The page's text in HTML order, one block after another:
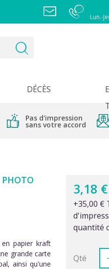
Lun.-
DÉCÈS
Pas d'impression
sans votre accord
PHOTO
papier kraft
grande carte
ainsi qu'une
3,18
+35,00 €
quantité
Qté -